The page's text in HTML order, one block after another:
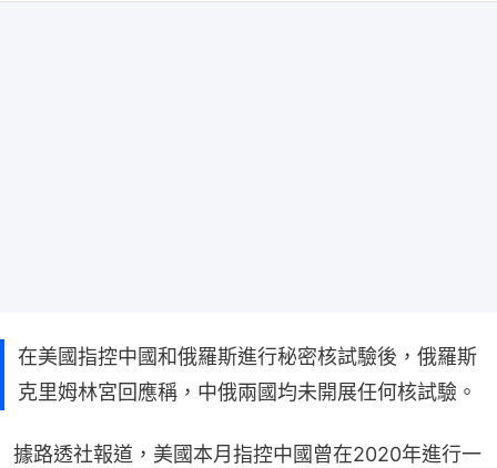
在美國指控中國和俄羅斯進行秘密核試驗後，俄羅斯
克里姆林宮回應稱，中俄兩國均未開展任何核試驗。
據路透社報道，美國本月指控中國曾在2020年進行一